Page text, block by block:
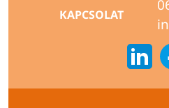
KAPCSOLAT